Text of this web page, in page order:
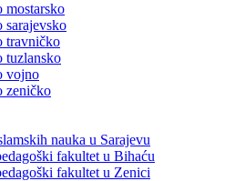
travničko
tuzlansko
vojno
zeničko
nauka u Sarajevu
fakultet u Bihaću
fakultet u Zenici